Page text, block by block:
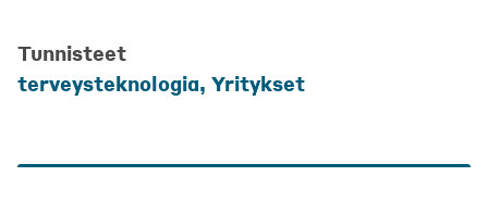
Tunnisteet
terveysteknologia, Yritykset